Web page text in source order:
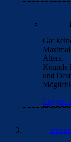
Gar
Maximal
Alters.
Kounde
und
Loggen
sebone